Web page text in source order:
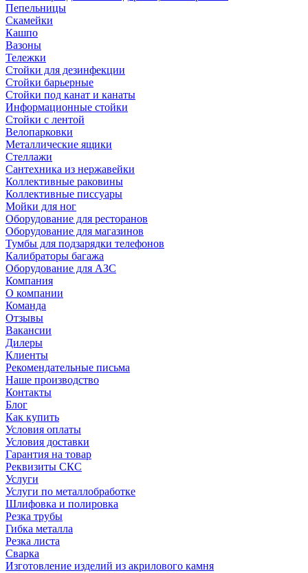
Пепельницы
Скамейки
Кашпо
Вазоны
Тележки
Стойки для дезинфекции
Стойки барьерные
Стойки под канат и канаты
Информационные стойки
Стойки с лентой
Велопарковки
Металлические ящики
Стеллажи
Сантехника из нержавейки
Коллективные раковины
Коллективные писсуары
Мойки для ног
Оборудование для ресторанов
Оборудование для магазинов
Тумбы для подзарядки телефонов
Калибраторы багажа
Оборудование для АЗС
Компания
О компании
Команда
Отзывы
Вакансии
Дилеры
Клиенты
Рекомендательные письма
Наше производство
Контакты
Блог
Как купить
Условия оплаты
Условия доставки
Гарантия на товар
Реквизиты СКС
Услуги
Услуги по металлобработке
Шлифовка и полировка
Резка трубы
Гибка металла
Резка листа
Сварка
Изготовление изделий из акрилового камня